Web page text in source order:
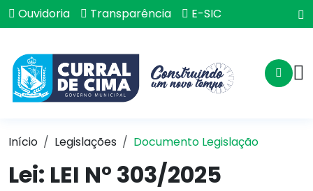
Ouvidoria Transparência E-SIC
Início Legislações Documento Legislação
Lei: LEI N° 303/2025